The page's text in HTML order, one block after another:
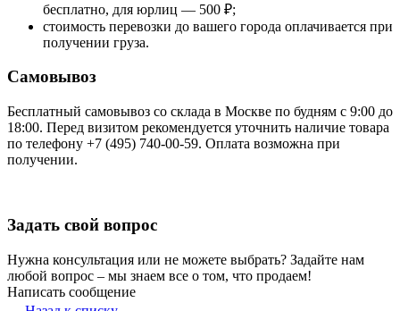
бесплатно, для юрлиц — 500 ₽;
стоимость перевозки до вашего города оплачивается при
получении груза.
Самовывоз
Бесплатный самовывоз со склада в Москве по будням с 9:00 до
18:00. Перед визитом рекомендуется уточнить наличие товара
по телефону +7 (495) 740-00-59. Оплата возможна при
получении.
Задать свой вопрос
Нужна консультация или не можете выбрать? Задайте нам
любой вопрос – мы знаем все о том, что продаем!
Написать сообщение